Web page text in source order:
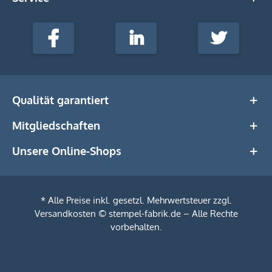
stempel-
Media
Facebook LinkedIn Twitter
Qualität garantiert
Mitgliedschaften
Unsere Online-Shops
* Alle Preise inkl. gesetzl. Mehrwertsteuer zzgl.
Versandkosten © stempel-fabrik.de – Alle Rechte
vorbehalten.